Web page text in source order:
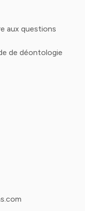
aux questions
de déontologie